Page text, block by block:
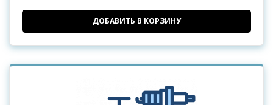
ДОБАВИТЬ В КОРЗИНУ